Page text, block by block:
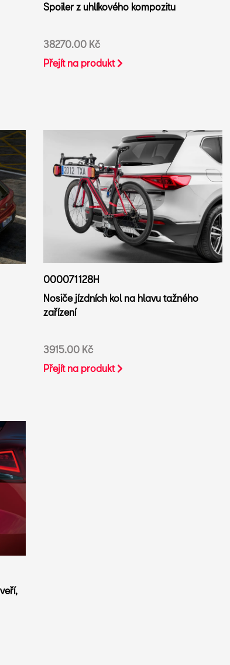
Spoiler z uhlíkového kompozitu
38270.00 Kč
Přejít na produkt
000071128H
Nosiče jízdních kol na hlavu tažného
zařízení
3915.00 Kč
Přejít na produkt